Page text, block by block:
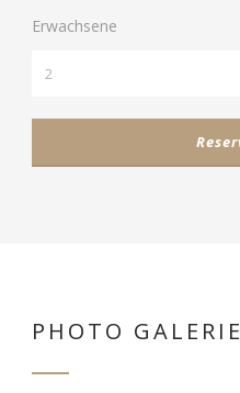
Erwachsene
PHOTO GALERIE